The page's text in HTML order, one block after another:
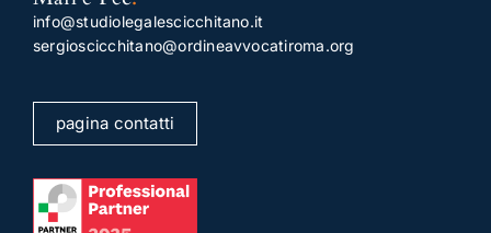
info@studiolegalescicchitano.it
sergioscicchitano@ordineavvocatiroma.org
pagina contatti